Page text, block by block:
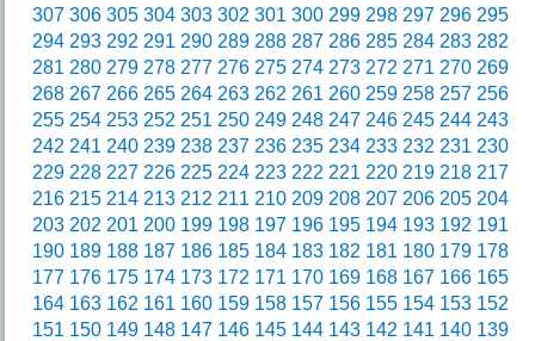
307 306 305 304 303 302 301 300 299 298 297 296 295
294 293 292 291 290 289 288 287 286 285 284 283 282
281 280 279 278 277 276 275 274 273 272 271 270 269
268 267 266 265 264 263 262 261 260 259 258 257 256
255 254 253 252 251 250 249 248 247 246 245 244 243
242 241 240 239 238 237 236 235 234 233 232 231 230
229 228 227 226 225 224 223 222 221 220 219 218 217
216 215 214 213 212 211 210 209 208 207 206 205 204
203 202 201 200 199 198 197 196 195 194 193 192 191
190 189 188 187 186 185 184 183 182 181 180 179 178
177 176 175 174 173 172 171 170 169 168 167 166 165
164 163 162 161 160 159 158 157 156 155 154 153 152
151 150 149 148 147 146 145 144 143 142 141 140 139